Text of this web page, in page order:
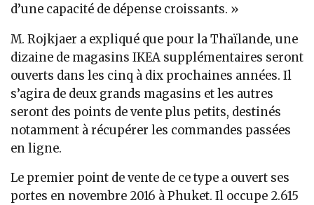
d’une capacité de dépense croissants. »
M. Rojkjaer a expliqué que pour la Thaïlande, une
dizaine de magasins IKEA supplémentaires seront
ouverts dans les cinq à dix prochaines années. Il
s’agira de deux grands magasins et les autres
seront des points de vente plus petits, destinés
notamment à récupérer les commandes passées
en ligne.
Le premier point de vente de ce type a ouvert ses
portes en novembre 2016 à Phuket. Il occupe 2.615